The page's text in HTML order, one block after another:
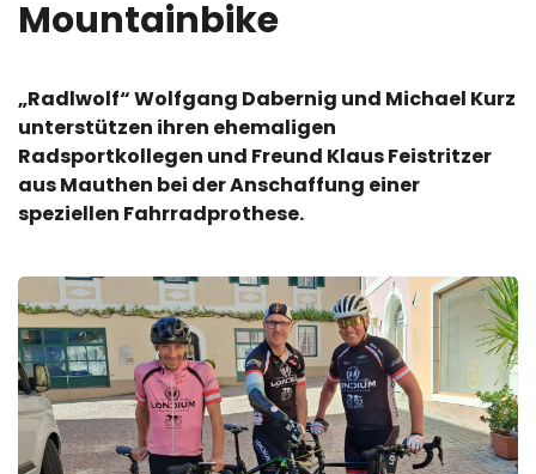
Mountainbike
„Radlwolf“ Wolfgang Dabernig und Michael Kurz
unterstützen ihren ehemaligen
Radsportkollegen und Freund Klaus Feistritzer
aus Mauthen bei der Anschaffung einer
speziellen Fahrradprothese.